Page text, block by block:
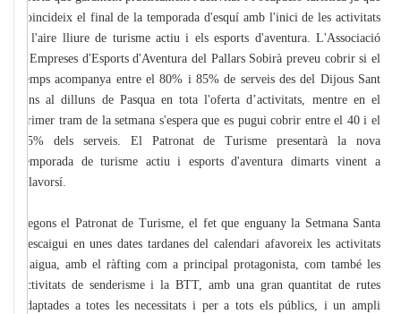
coincideix el final de la temporada d'esquí amb l'inici de les activitats
a l'aire lliure de turisme actiu i els esports d'aventura. L'Associació
d'Empreses d'Esports d'Aventura del Pallars Sobirà preveu cobrir si el
temps acompanya entre el 80% i 85% de serveis des del Dijous Sant
fins al dilluns de Pasqua en tota l'oferta d’activitats, mentre en el
primer tram de la setmana s'espera que es pugui cobrir entre el 40 i el
45% dels serveis. El Patronat de Turisme presentarà la nova
temporada de turisme actiu i esports d'aventura dimarts vinent a
Llavorsí.
Segons el Patronat de Turisme, el fet que enguany la Setmana Santa
s'escaigui en unes dates tardanes del calendari afavoreix les activitats
d'aigua, amb el ràfting com a principal protagonista, com també les
activitats de senderisme i la BTT, amb una gran quantitat de rutes
adaptades a totes les necessitats i per a tots els públics, i un ampli